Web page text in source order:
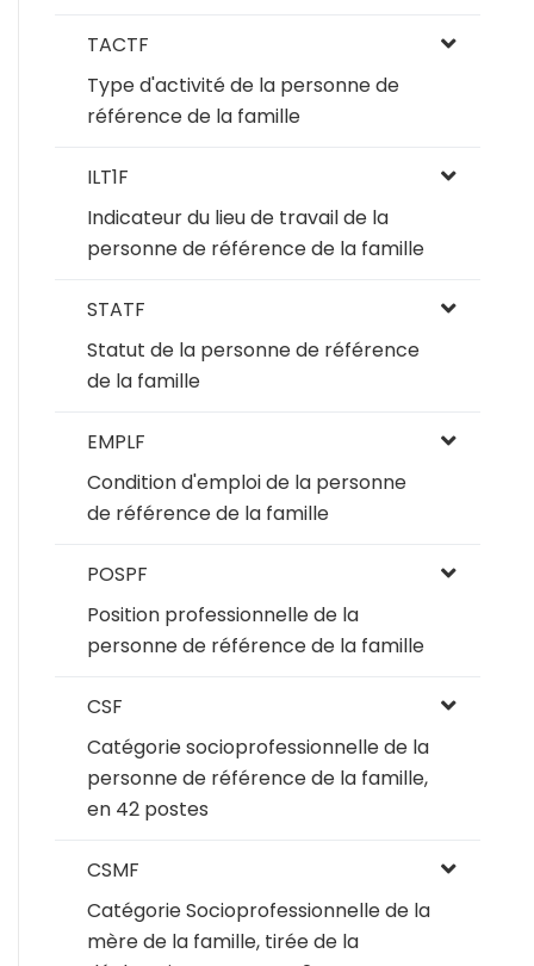
TACTF
Type d'activité de la personne de
référence de la famille
ILT1F
Indicateur du lieu de travail de la
personne de référence de la famille
STATF
Statut de la personne de référence
de la famille
EMPLF
Condition d'emploi de la personne
de référence de la famille
POSPF
Position professionnelle de la
personne de référence de la famille
CSF
Catégorie socioprofessionnelle de la
personne de référence de la famille,
en 42 postes
CSMF
Catégorie Socioprofessionnelle de la
mère de la famille, tirée de la